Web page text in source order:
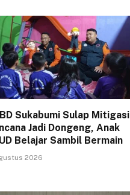
Sukabumi Sulap Mitigasi
Jadi Dongeng, Anak
Belajar Sambil Bermain
2026